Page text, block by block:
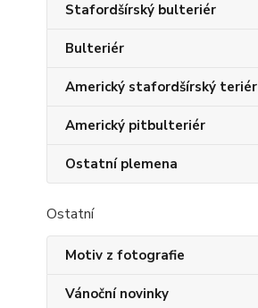
Stafordšírský bulteriér
Bulteriér
Americký stafordšírský teriér
Americký pitbulteriér
Ostatní plemena
Ostatní
Motiv z fotografie
Vánoční novinky